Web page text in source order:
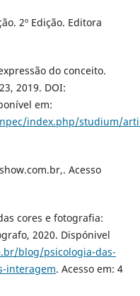
2º Edição. Editora
do conceito.
2019. DOI:
em:
index.php/studium/
Acesso
cores e fotografia:
2020. Dispónivel
blog/psicologia-das-
interagem. Acesso em: 4